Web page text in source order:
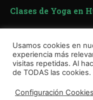
Clases de Yoga en
© Copyright Clínica
–
Política de
Desarrollado y
Usamos cookies en
experiencia más
visitas repetidas. Al
de TODAS las cookies.
Configuración Cookies